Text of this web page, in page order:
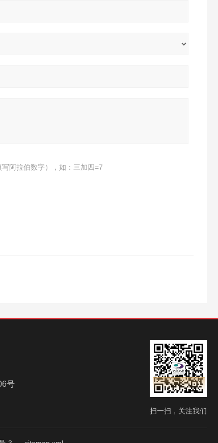
阿拉伯数字），如：三加四=7
号
扫一扫，关注我们